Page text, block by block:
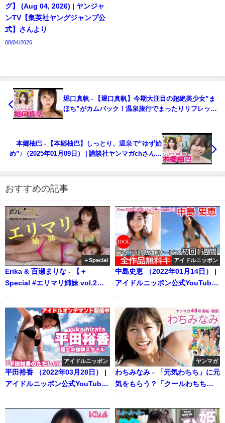
グ】 (Aug 04, 2026) | ヤンジャ
ンTV【集英社ヤングジャンプ公
式】さんより
08/04/2026
堀口真帆 - 【堀口真帆】今期大注目の超絶美少女”ま
ほち”がカムバック！温泉旅行でまったりリフレッシ
本郷柚巴 - 【本郷柚巴】しっとり、温泉で”ゆず始
め”♪（2025年01月09日） | 講談社ヤンマガchさんよ
おすすめの記事
＋Special
Erika & 百瀬まりな - 【＋
Special #エリマリ姉妹 vol.2】
が「プラス！」初登場‼︎ ＜2025
年7月前期＞―Erika,Marina
Momose（エリカ＆マリナ） |
週プレChannel【集英社 週刊プ
レイボーイ公式】さんより
アイドルニッポン
中島史恵 （2022年01月14日） |
アイドルニッポン公式YouTube
アイドルニッポン
平田裕香 （2022年03月28日） |
アイドルニッポン公式YouTube
ヤンマガ
わちみなみ - 「元気わちち」に元
気をもらう？「クールわちち」
ボディをお届け♡【ヤンマガ第
48号】（2018年02月21日） | 講